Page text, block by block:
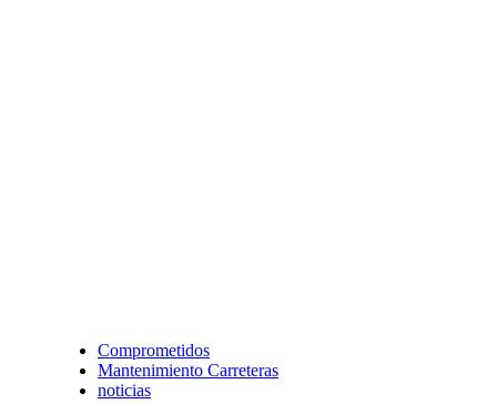
Comprometidos
Mantenimiento Carreteras
noticias